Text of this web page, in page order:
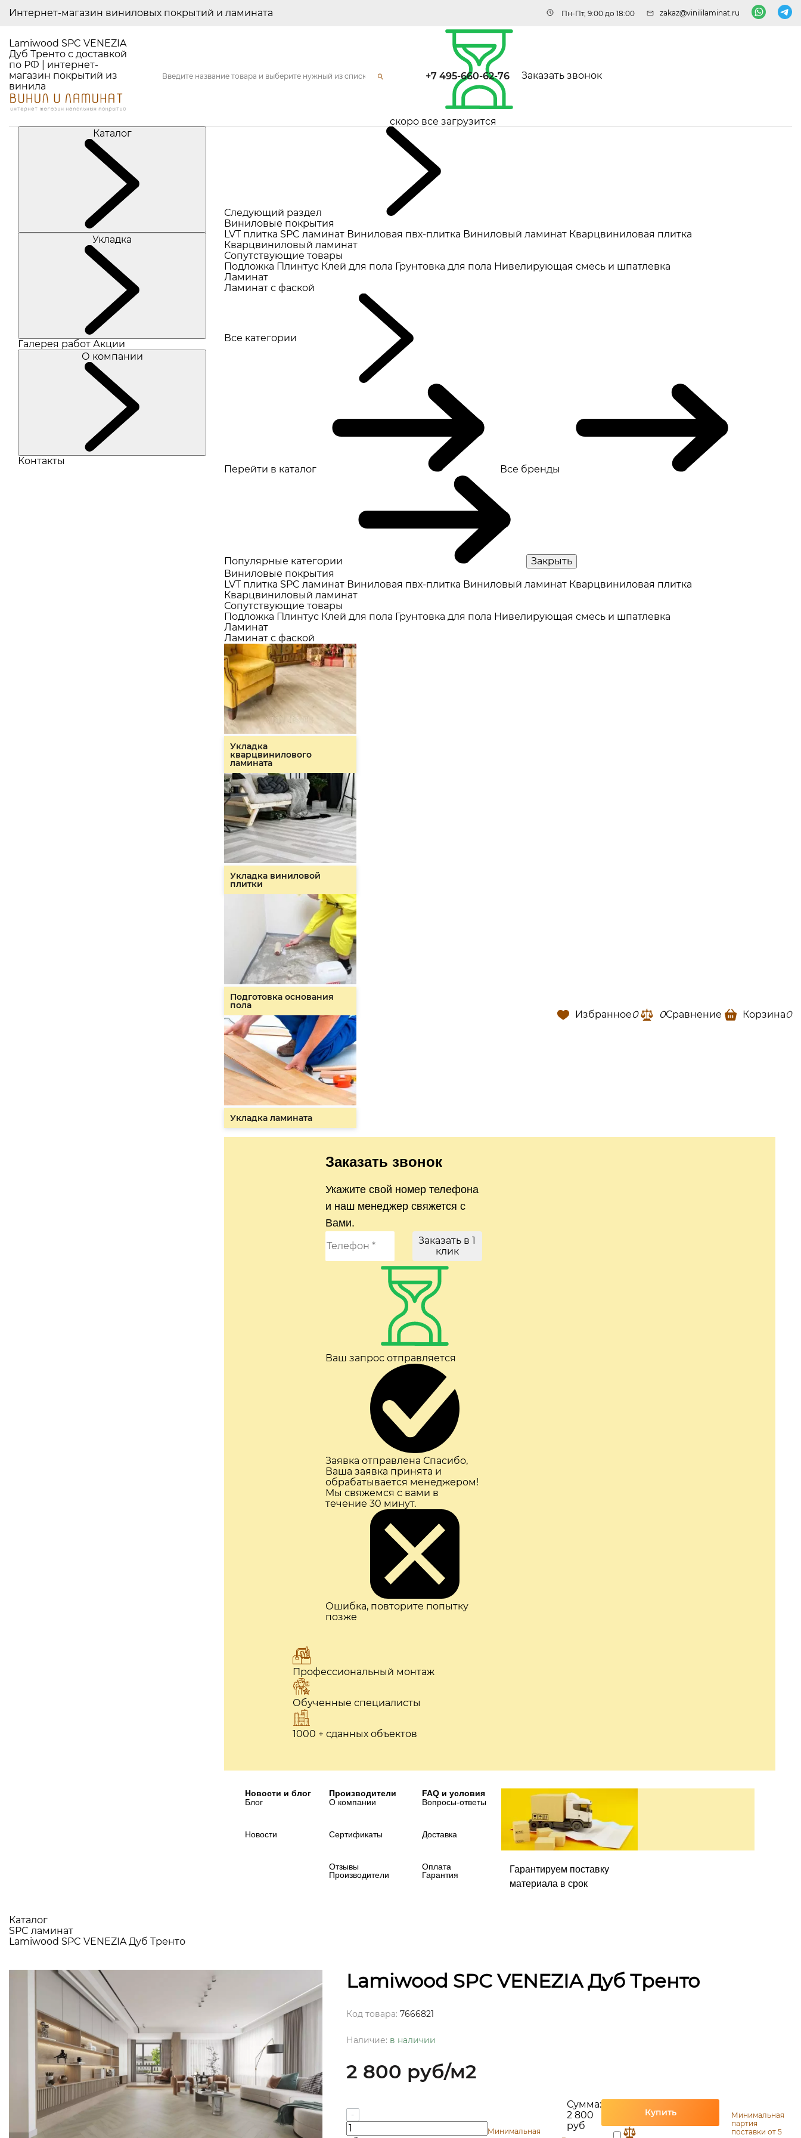
Интернет-магазин виниловых покрытий и ламината Пн-Пт, 9:00 до 18:00 zakaz@vinililaminat.ru
Lamiwood SPC VENEZIA
Дуб Тренто с доставкой
по РФ | интернет-
магазин покрытий из
винила
скоро все загрузится
+7 495-660-62-76 Заказать звонок
Каталог
Укладка
Галерея работ Акции
О компании
Контакты
Следующий раздел
Виниловые покрытия
LVT плитка SPC ламинат Виниловая пвх-плитка Виниловый ламинат Кварцвиниловая плитка
Кварцвиниловый ламинат
Сопутствующие товары
Подложка Плинтус Клей для пола Грунтовка для пола Нивелирующая смесь и шпатлевка
Ламинат
Ламинат с фаской
Все катeгории
Перейти в каталог Все бренды
Популярные категории
Закрыть
Виниловые покрытия
LVT плитка SPC ламинат Виниловая пвх-плитка Виниловый ламинат Кварцвиниловая плитка
Кварцвиниловый ламинат
Сопутствующие товары
Подложка Плинтус Клей для пола Грунтовка для пола Нивелирующая смесь и шпатлевка
Ламинат
Ламинат с фаской
Укладка
кварцвинилового
ламината
Укладка виниловой
плитки
Подготовка основания
пола
Укладка ламината
Заказать звонок
Укажите свой номер телефона
и наш менеджер свяжется с
Вами.
Заказать в 1
клик
Ваш запрос отправляется
Заявка отправлена Спасибо,
Ваша заявка принята и
обрабатывается менеджером!
Мы свяжемся с вами в
течение 30 минут.
Ошибка, повторите попытку
позже
Профессиональный монтаж
Обученные специалисты
1000 + сданных объектов
Новости и блог
Блог
Новости
Производители
О компании
Сертификаты
Отзывы
Производители
FAQ и условия
Вопросы-ответы
Доставка
Оплата
Гарантия
Гарантируем поставку
материала в срок
Избранное0 0Сравнение Корзина0
Каталог
SPC ламинат
Lamiwood SPC VENEZIA Дуб Тренто
Lamiwood SPC VENEZIA Дуб Тренто
Код товара: 7666821
Наличие: в наличии
2 800 руб/м2
-
Минимальная
Сумма:
2 800
руб
Купить
Минимальная
партия
поставки от 5